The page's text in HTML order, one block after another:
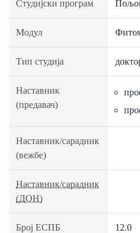
Студијски програм
Модул
Тип студија
Наставник
(предавач)
Наставник/сарадник
(вежбе)
Наставник/сарадник
(ДОН)
Број ЕСПБ 12.0